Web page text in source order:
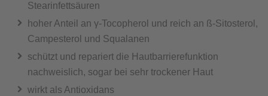
Stearinfettsäuren
hoher Anteil an γ-Tocopherol und reich an ß-Sitosterol,
Campesterol und Squalanen
schützt und repariert die Hautbarrierefunktion
nachweislich, sogar bei sehr trockener Haut
wirkt als Antioxidans